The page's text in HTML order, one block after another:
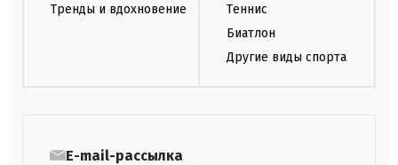
Тренды и вдохновение
Теннис
Биатлон
Другие виды спорта
E-mail-рассылка